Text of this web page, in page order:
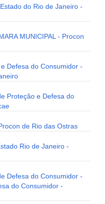
do Rio de Janeiro -
MUNICIPAL - Procon
Defesa do Consumidor -
Proteção e Defesa do
de Rio das Ostras
Rio de Janeiro -
Defesa do Consumidor -
do Consumidor -